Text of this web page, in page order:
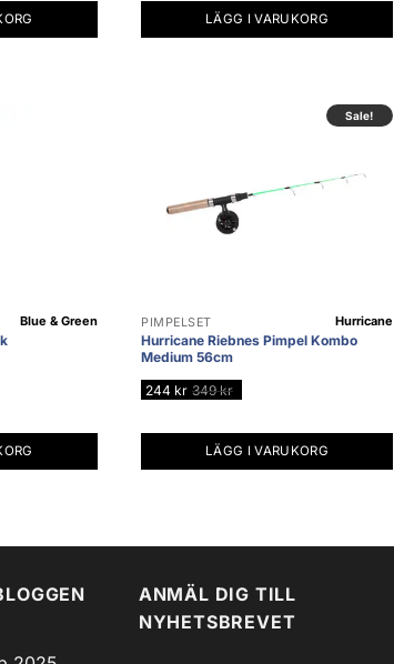
LÄGG I VARUKORG
Blue & Green
Sale!
PIMPELSET
Hurricane Riebnes Pimpel Kombo
Medium 56cm
Hurricane
244 kr 349kr
LÄGG I VARUKORG
ANMÄL DIG TILL
NYHETSBREVET